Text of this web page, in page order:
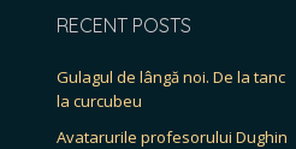
RECENT POSTS
Gulagul de lângă noi. De la tanc
la curcubeu
Avatarurile profesorului Dughin